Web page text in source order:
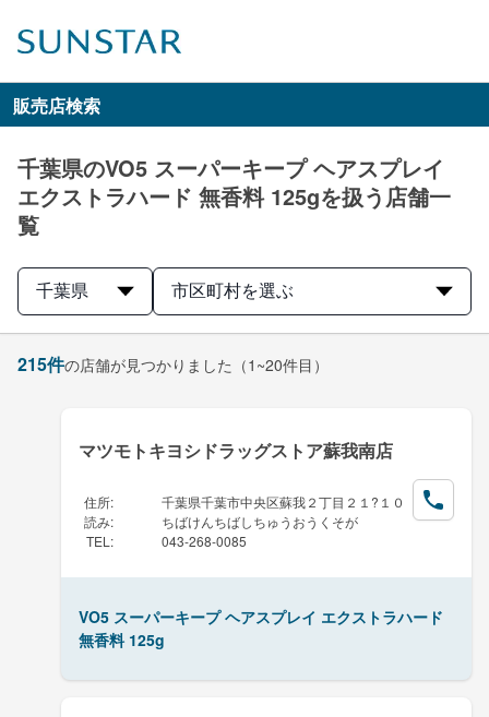
販売店検索
千葉県のVO5 スーパーキープ ヘアスプレイ
エクストラハード 無香料 125gを扱う店舗一
覧
千葉県 市区町村を選ぶ
215件の店舗が見つかりました （1~20件目）
マツモトキヨシドラッグストア蘇我南店
住所:
千葉県千葉市中央区蘇我２丁目２１?１０
読み:
ちばけんちばしちゅうおうくそが
TEL : 043-268-0085
VO5 スーパーキープ ヘアスプレイ エクストラハード
無香料 125g